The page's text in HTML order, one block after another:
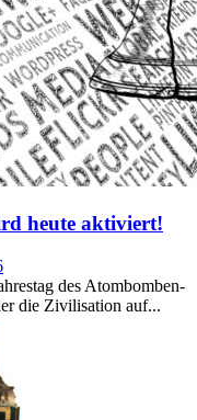
heute aktiviert!
des Atombomben-
die Zivilisation auf...